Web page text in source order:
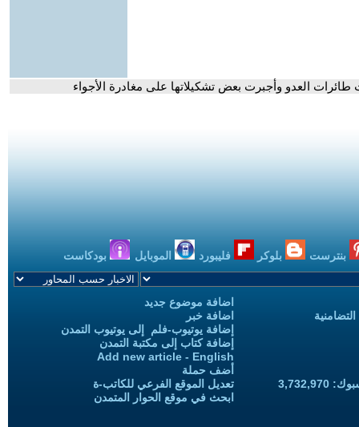
طائرات العدو وأجبرت بعض تشكيلاتها على مغادرة الأجواء
بنترست بلوكر فليبورد الموبايل بودكاست
اضافة موضوع جديد
اضافة خبر
إضافة يوتيوب-فلم إلى يوتيوب التمدن
إضافة كتاب إلى مكتبة التمدن
Add new article - English
أضف حملة
تعديل الموقع الفرعي للكاتب-ة
ابحث في موقع الحوار المتمدن